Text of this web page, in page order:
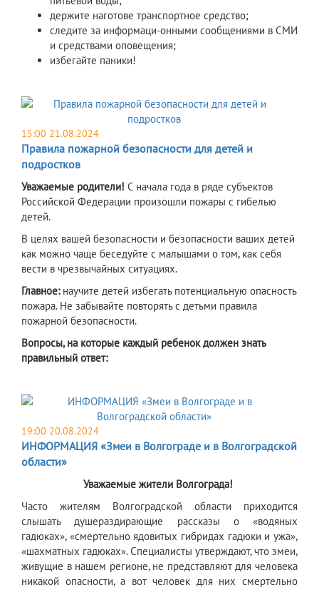
держите наготове транспортное средство;
следите за информаци-онными сообщениями в СМИ
и средствами оповещения;
избегайте паники!
15:00 21.08.2024
Правила пожарной безопасности для детей и
подростков
Уважаемые родители! С начала года в ряде субъектов
Российской Федерации произошли пожары с гибелью
детей.
В целях вашей безопасности и безопасности ваших детей
как можно чаще беседуйте с малышами о том, как себя
вести в чрезвычайных ситуациях.
Главное:научите детей избегать потенциальную опасность
пожара. Не забывайте повторять с детьми правила
пожарной безопасности.
Вопросы, на которые каждый ребенок должен знать
правильный ответ:
19:00 20.08.2024
ИНФОРМАЦИЯ «Змеи в Волгограде и в Волгоградской
области»
Уважаемые жители Волгограда!
Часто жителям Волгоградской области приходится
слышать душераздирающие рассказы о «водяных
гадюках», «смертельно ядовитых гибридах гадюки и ужа»,
«шахматных гадюках». Специалисты утверждают, что змеи,
живущие в нашем регионе, не представляют для человека
никакой опасности, а вот человек для них смертельно